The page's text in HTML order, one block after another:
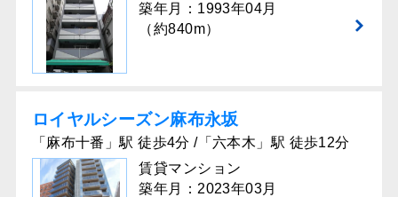
築年月：1993年04月
（約840m）
ロイヤルシーズン⿇布永坂
「麻布十番」駅 徒歩4分 /「六本木」駅 徒歩12分
賃貸マンション
築年月：2023年03月